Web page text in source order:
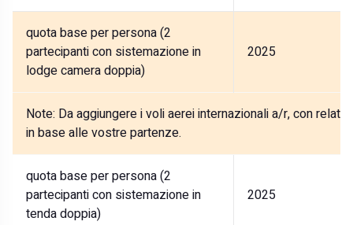
quota base per persona (2
partecipanti con sistemazione in
lodge camera doppia)
2025
Note: Da aggiungere i voli aerei internazionali a/r, con
in base alle vostre partenze.
quota base per persona (2
partecipanti con sistemazione in
tenda doppia)
2025